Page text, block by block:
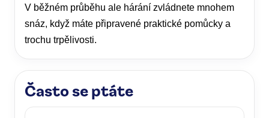
V běžném průběhu ale hárání zvládnete mnohem
snáz, když máte připravené praktické pomůcky a
trochu trpělivosti.
Často se ptáte